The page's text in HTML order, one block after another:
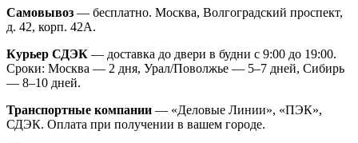
Самовывоз — бесплатно. Москва, Волгоградский проспект,
д. 42, корп. 42А.
Курьер СДЭК — доставка до двери в будни с 9:00 до 19:00.
Сроки: Москва — 2 дня, Урал/Поволжье — 5–7 дней, Сибирь
— 8–10 дней.
Транспортные компании — «Деловые Линии», «ПЭК»,
СДЭК. Оплата при получении в вашем городе.